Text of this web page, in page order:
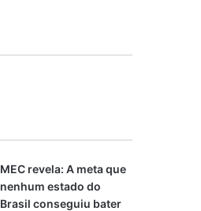
MEC revela: A meta que
nenhum estado do
Brasil conseguiu bater